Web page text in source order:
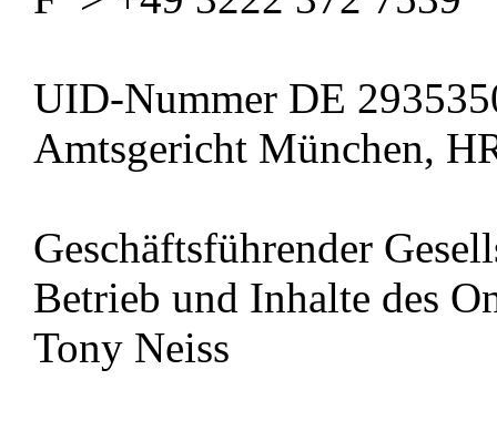
UID-Nummer DE
Amtsgericht München,
Geschäftsführender
Betrieb und Inhalte des
Tony Neiss